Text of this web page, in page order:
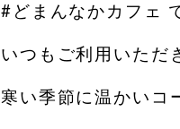
#どまんなかカフェ
いつもご利用いただ
寒い季節に温かいコ